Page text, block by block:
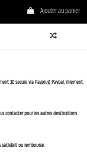
Ajouter au panier
3D secure via Payplug, Paypal, Virement.
contacter pour les autres destinations
ou remboursé.